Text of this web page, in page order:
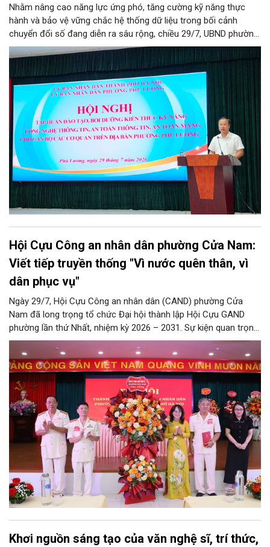
Nhằm nâng cao năng lực ứng phó, tăng cường kỹ năng thực
hành và bảo vệ vững chắc hệ thống dữ liệu trong bối cảnh
chuyển đổi số đang diễn ra sâu rộng, chiều 29/7, UBND phường
Phú Lương đã tổ chức thành công Hội nghị tập huấn và diễn
tập công tác bảo đảm an ninh mạng, an ninh dữ liệu năm 2026.
Chương trình được thiết kế bài bản, hướng tới đối tượng là toàn
thể đội ngũ cán bộ, công chức, viên chức và người lao động
đang trực tiếp công tác tại các cơ quan, đơn vị, phòng ban
chuyên môn trên địa bàn phường.
Hội Cựu Công an nhân dân phường Cửa Nam:
Viết tiếp truyền thống "Vì nước quên thân, vì
dân phục vụ"
Ngày 29/7, Hội Cựu Công an nhân dân (CAND) phường Cửa
Nam đã long trọng tổ chức Đại hội thành lập Hội Cựu GAND
phường lần thứ Nhất, nhiệm kỳ 2026 – 2031. Sự kiện quan trọng
này đánh dấu mốc kiện toàn tổ chức, mở ra chặng đường mới
nhằm tập hợp, đoàn kết và phát huy tối đa kinh nghiệm, trí tuệ
của lực lượng cựu CAND trong công tác giữ gìn an ninh trật tự,
phục vụ Nhân dân và phát triển địa phương.
Khơi nguồn sáng tạo của văn nghệ sĩ, trí thức,